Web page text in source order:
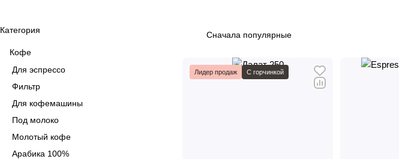
Сначала популярные
Лидер продаж С горчинкой
Категория
Кофе
Для эспрессо
Фильтр
Для кофемашины
Под молоко
Молотый кофе
Арабика 100%